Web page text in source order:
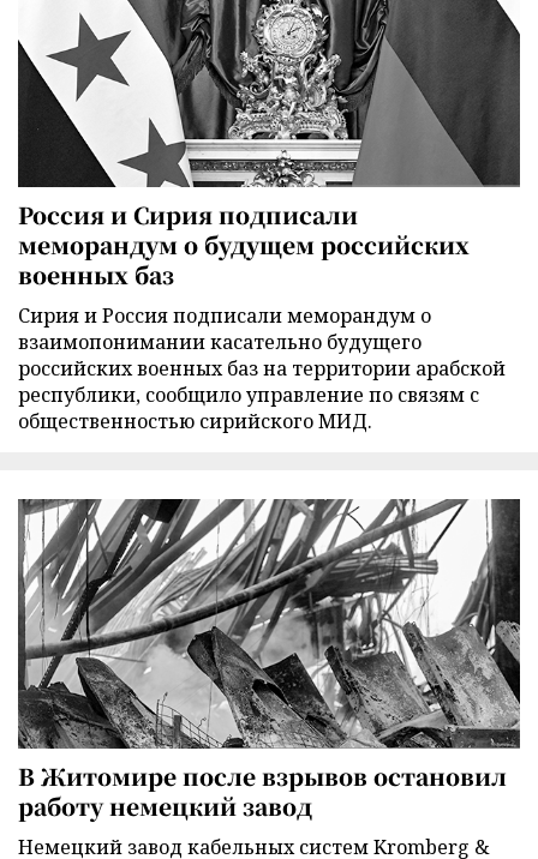
Россия и Сирия подписали
меморандум о будущем российских
военных баз
Сирия и Россия подписали меморандум о
взаимопонимании касательно будущего
российских военных баз на территории арабской
республики, сообщило управление по связям с
общественностью сирийского МИД.
В Житомире после взрывов остановил
работу немецкий завод
Немецкий завод кабельных систем Kromberg &